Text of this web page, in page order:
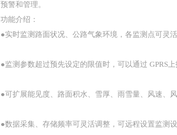
预警和管理。
功能介绍：
●实时监测路面状况、公路气象环境，各监测点可灵
●监测参数超过预先设定的限值时，可以通过 GPRS
●可扩展能见度、路面积水、雪厚、雨雪量、风速、
●数据采集、存储频率可灵活调整，可远程设置监测设